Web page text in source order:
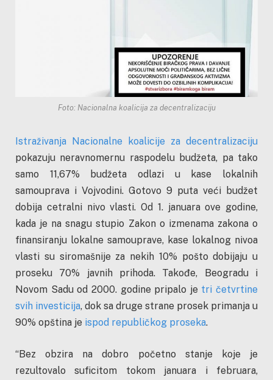
Foto: Nacionalna koalicija za decentralizaciju
Istraživanja Nacionalne koalicije za decentralizaciju
pokazuju neravnomernu raspodelu budžeta, pa tako
samo 11,67% budžeta odlazi u kase lokalnih
samouprava i Vojvodini. Gotovo 9 puta veći budžet
dobija cetralni nivo vlasti. Od 1. januara ove godine,
kada je na snagu stupio Zakon o izmenama zakona o
finansiranju lokalne samouprave, kase lokalnog nivoa
vlasti su siromašnije za nekih 10% pošto dobijaju u
proseku 70% javnih prihoda. Takođe, Beogradu i
Novom Sadu od 2000. godine pripalo je tri četvrtine
svih investicija, dok sa druge strane prosek primanja u
90% opština je ispod republičkog proseka.
“Bez obzira na dobro početno stanje koje je
rezultovalo suficitom tokom januara i februara,